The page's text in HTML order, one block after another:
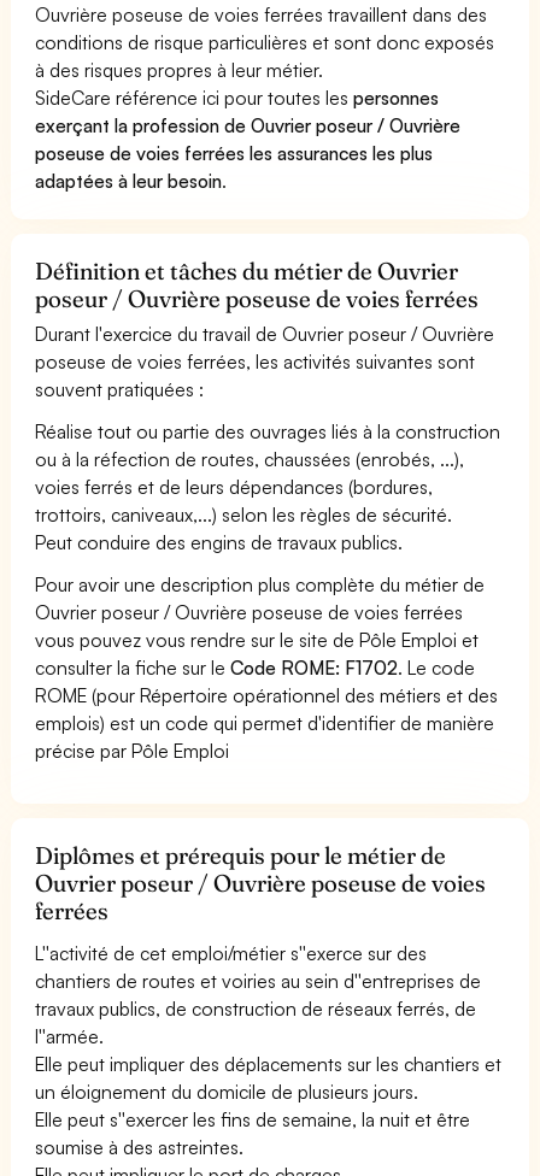
Ouvrière poseuse de voies ferrées travaillent dans des
conditions de risque particulières et sont donc exposés
à des risques propres à leur métier.
SideCare référence ici pour toutes lespersonnes
exerçant la profession de Ouvrier poseur / Ouvrière
poseuse de voies ferrées les assurances les plus
adaptées à leur besoin.
Définition et tâches du métier de Ouvrier
poseur / Ouvrière poseuse de voies ferrées
Durant l'exercice du travail de Ouvrier poseur / Ouvrière
poseuse de voies ferrées, les activités suivantes sont
souvent pratiquées :
Réalise tout ou partie des ouvrages liés à la construction
ou à la réfection de routes, chaussées (enrobés, ...),
voies ferrés et de leurs dépendances (bordures,
trottoirs, caniveaux,...) selon les règles de sécurité.
Peut conduire des engins de travaux publics.
Pour avoir une description plus complète du métier de
Ouvrier poseur / Ouvrière poseuse de voies ferrées
vous pouvez vous rendre sur le site de Pôle Emploi et
consulter la fiche sur leCode ROME: F1702. Le code
ROME (pour Répertoire opérationnel des métiers et des
emplois) est un code qui permet d'identifier de manière
précise par Pôle Emploi
Diplômes et prérequis pour le métier de
Ouvrier poseur / Ouvrière poseuse de voies
ferrées
L''activité de cet emploi/métier s''exerce sur des
chantiers de routes et voiries au sein d''entreprises de
travaux publics, de construction de réseaux ferrés, de
l''armée.
Elle peut impliquer des déplacements sur les chantiers et
un éloignement du domicile de plusieurs jours.
Elle peut s''exercer les fins de semaine, la nuit et être
soumise à des astreintes.